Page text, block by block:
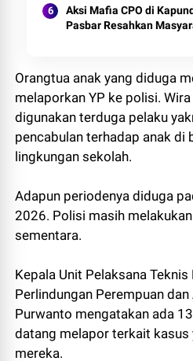
Aksi Mafia CPO di
Pasbar Resahkan
Orangtua anak yang diduga
melaporkan YP ke polisi.
digunakan terduga pelaku
pencabulan terhadap anak di
lingkungan sekolah.
Adapun periodenya diduga
2026. Polisi masih
sementara.
Kepala Unit Pelaksana Teknis
Perlindungan Perempuan dan
Purwanto mengatakan ada
datang melapor terkait kasus
mereka.